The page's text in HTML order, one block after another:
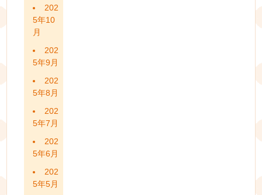
202
5年10
月
202
5年9月
202
5年8月
202
5年7月
202
5年6月
202
5年5月